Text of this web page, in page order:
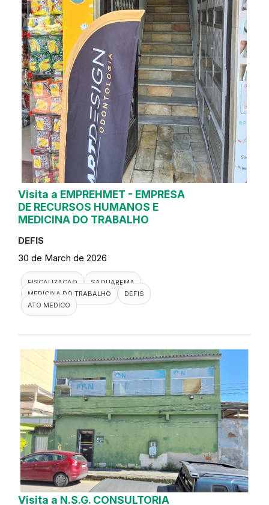
Visita a EMPREHMET - EMPRESA
DE RECURSOS HUMANOS E
MEDICINA DO TRABALHO
DEFIS
30 de March de 2026
FISCALIZACAO
SAQUAREMA
MEDICINA DO TRABALHO
DEFIS
ATO MEDICO
Visita a N.S.G. CONSULTORIA